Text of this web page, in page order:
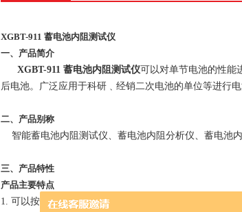
XGBT-911 蓄电池内阻测试仪
一、产品简介
XGBT-911 蓄电池内阻测试仪可以对单节电池的性能
后电池。 广泛应用于科研﹑经销二次电池的单位等进行电
二、产品别称
智能蓄电池内阻测试仪、蓄电池内阻分析仪、蓄电池
三、产品特性
产品主要特点
1. 可以按照用户需求定制更新仪表程序。